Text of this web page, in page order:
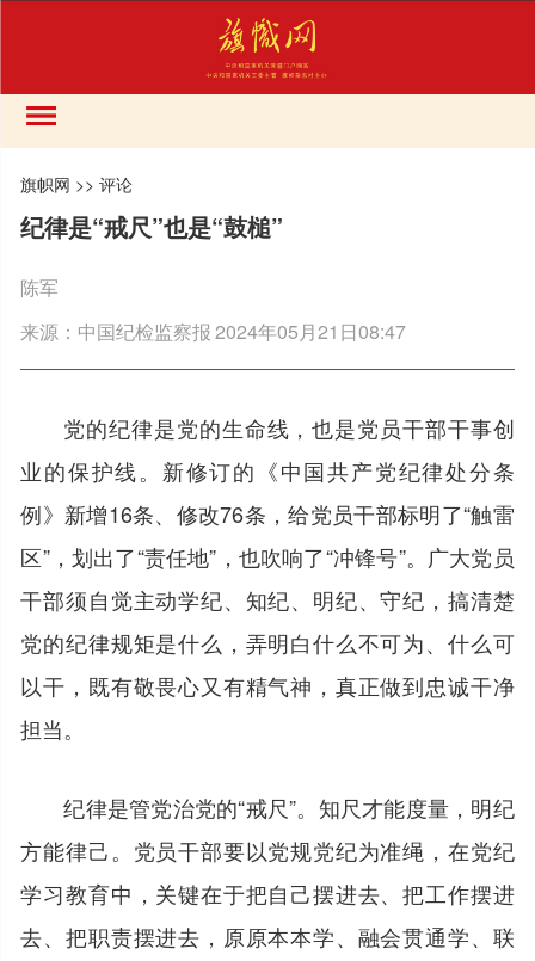
旗帜网 >>评论
纪律是“戒尺”也是“鼓槌”
陈军
来源： 中国纪检监察报2024年05月21日08:47
党的纪律是党的生命线，也是党员干部干事创
业的保护线。新修订的《中国共产党纪律处分条
例》新增16条、修改76条，给党员干部标明了“触雷
区”，划出了“责任地”，也吹响了“冲锋号”。广大党员
干部须自觉主动学纪、知纪、明纪、守纪，搞清楚
党的纪律规矩是什么，弄明白什么不可为、什么可
以干，既有敬畏心又有精气神，真正做到忠诚干净
担当。
纪律是管党治党的“戒尺”。知尺才能度量，明纪
方能律己。党员干部要以党规党纪为准绳，在党纪
学习教育中，关键在于把自己摆进去、把工作摆进
去、把职责摆进去，原原本本学、融会贯通学、联